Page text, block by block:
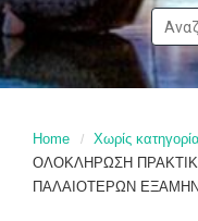
Home Χωρίς κατηγορία
ΟΛΟΚΛΗΡΩΣΗ
ΠΑΛΑΙΟΤΕΡΩΝ